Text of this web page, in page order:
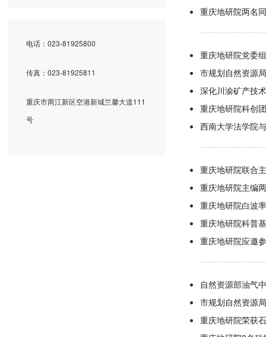
电话：023-81925800
传真：023-81925811
重庆市两江新区空港新城兰馨大道111
号
重庆地研院两名
重庆地研院党委
市规划自然资源
深化川渝矿产技
重庆地研院科创
西南大学法学院
重庆地研院联合
重庆地研院主编
重庆地研院白波
重庆地研院科普
重庆地研院应邀
自然资源部油气
市规划自然资源
重庆地研院荣获